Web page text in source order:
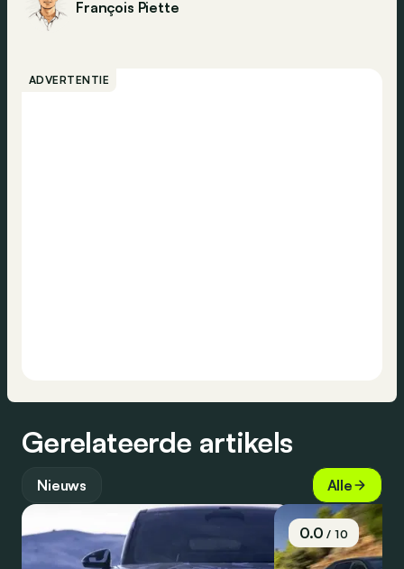
François Piette
ADVERTENTIE
Gerelateerde artikels
Nieuws Alle
0.0/ 10